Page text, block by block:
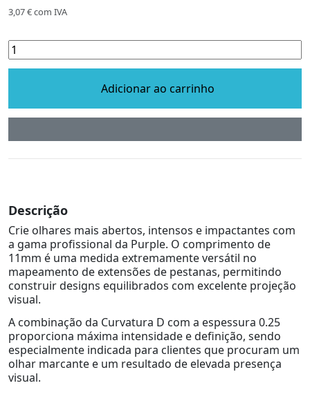
3,07 €com IVA
Adicionar ao carrinho
Descrição
Crie olhares mais abertos, intensos e impactantes com
a gama profissional da Purple. O comprimento de
11mm é uma medida extremamente versátil no
mapeamento de extensões de pestanas, permitindo
construir designs equilibrados com excelente projeção
visual.
A combinação da Curvatura D com a espessura 0.25
proporciona máxima intensidade e definição, sendo
especialmente indicada para clientes que procuram um
olhar marcante e um resultado de elevada presença
visual.